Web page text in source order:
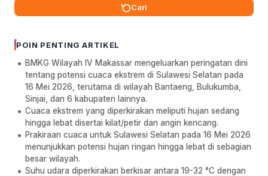
Cari
POIN PENTING ARTIKEL
BMKG Wilayah IV Makassar mengeluarkan peringatan dini
tentang potensi cuaca ekstrem di Sulawesi Selatan pada
16 Mei 2026, terutama di wilayah Bantaeng, Bulukumba,
Sinjai, dan 6 kabupaten lainnya.
Cuaca ekstrem yang diperkirakan meliputi hujan sedang
hingga lebat disertai kilat/petir dan angin kencang.
Prakiraan cuaca untuk Sulawesi Selatan pada 16 Mei 2026
menunjukkan potensi hujan ringan hingga lebat di sebagian
besar wilayah.
Suhu udara diperkirakan berkisar antara 19-32 °C dengan